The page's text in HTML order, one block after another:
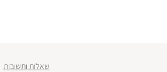
שאלות ותשובות